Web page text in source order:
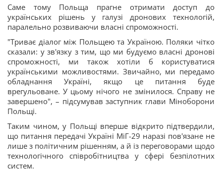
Саме тому Польща прагне отримати доступ до
українських рішень у галузі дронових технологій,
паралельно розвиваючи власні спроможності.
"Триває діалог між Польщею та Україною. Поляки чітко
сказали: у зв'язку з тим, що ми будуємо власні дронові
спроможності, ми також хотіли б користуватися
українськими можливостями. Звичайно, ми передамо
обладнання Україні, якщо це питання буде
врегульоване. У цьому нічого не змінилося. Справу не
завершено", – підсумував заступник глави Міноборони
Польщі.
Таким чином, у Польщі вперше відкрито підтвердили,
що питання передачі Україні МіГ-29 наразі пов'язане не
лише з політичним рішенням, а й із переговорами щодо
технологічного співробітництва у сфері безпілотних
систем.